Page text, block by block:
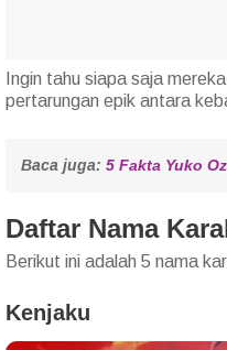
Ingin tahu siapa saja
pertarungan epik antara
Baca juga: 5 Fakta Yuko
Daftar Nama
Berikut ini adalah 5 nama
Kenjaku